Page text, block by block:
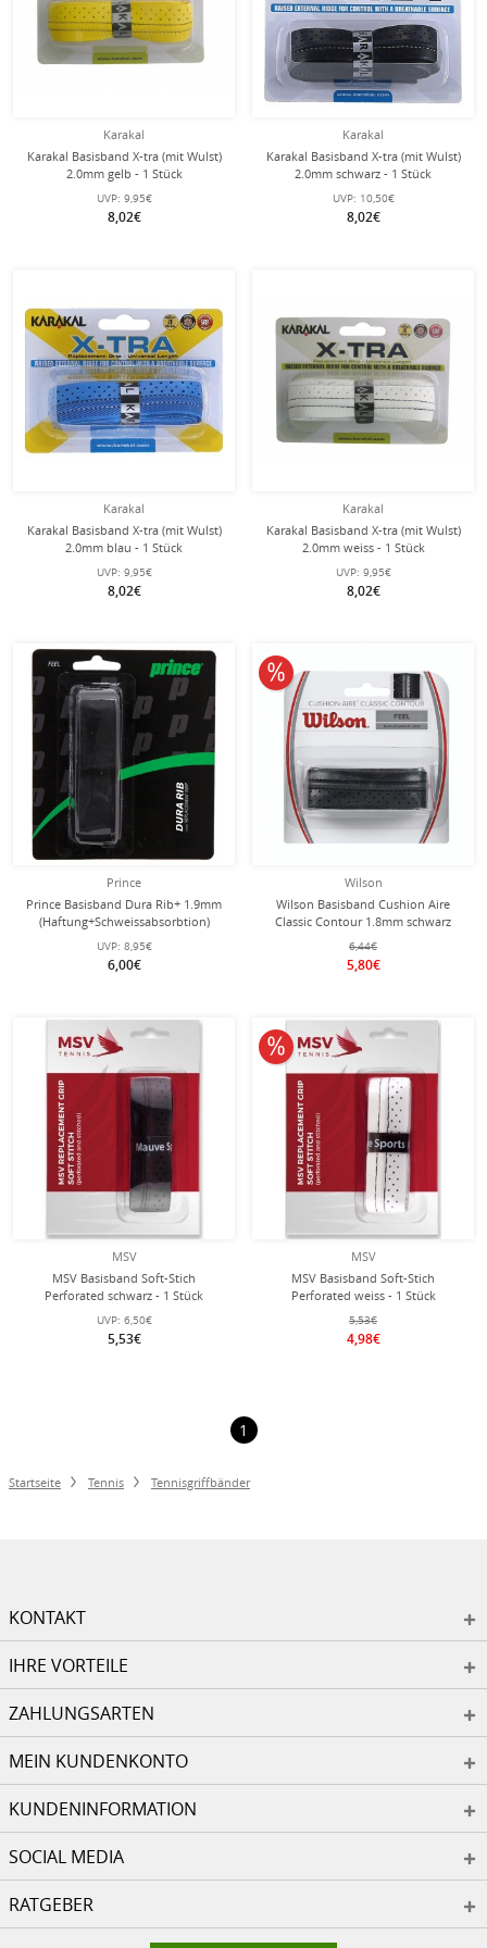
Karakal
Karakal Basisband X-tra (mit Wulst)
2.0mm gelb - 1 Stück
UVP: 9,95€
8,02€
Karakal
Karakal Basisband X-tra (mit Wulst)
2.0mm schwarz - 1 Stück
UVP: 10,50€
8,02€
Karakal
Karakal Basisband X-tra (mit Wulst)
2.0mm blau - 1 Stück
UVP: 9,95€
8,02€
Karakal
Karakal Basisband X-tra (mit Wulst)
2.0mm weiss - 1 Stück
UVP: 9,95€
8,02€
Prince
Prince Basisband Dura Rib+ 1.9mm
(Haftung+Schweissabsorbtion)
schwarz - 1 Stück
UVP: 8,95€
6,00€
Wilson
Wilson Basisband Cushion Aire
Classic Contour 1.8mm schwarz
6,44€
5,80€
10% reduziert
MSV
MSV Basisband Soft-Stich
Perforated schwarz - 1 Stück
UVP: 6,50€
5,53€
MSV
MSV Basisband Soft-Stich
Perforated weiss - 1 Stück
5,53€
4,98€
10% reduziert
1
Startseite Tennis Tennisgriffbänder
KONTAKT
IHRE VORTEILE
ZAHLUNGSARTEN
MEIN KUNDENKONTO
KUNDENINFORMATION
SOCIAL MEDIA
RATGEBER